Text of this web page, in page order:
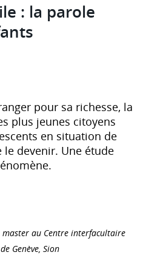
: la parole
pour sa richesse, la
plus jeunes citoyens
en situation de
devenir. Une étude
au Centre interfacultaire
Genève, Sion